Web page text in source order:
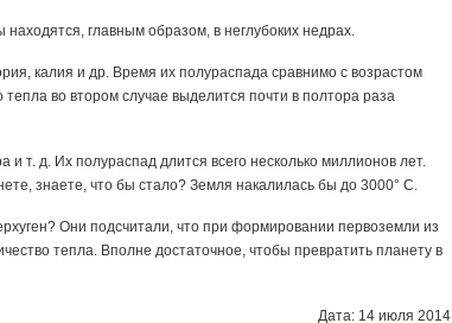
главным образом, в неглубоких недрах.
калия и др. Время их полураспада сравнимо с возрастом
во втором случае выделится почти в полтора раза
т. д. Их полураспад длится всего несколько миллионов лет.
знаете, что бы стало? Земля накалилась бы до 3000° С.
Они подсчитали, что при формировании первоземли из
тепла. Вполне достаточное, чтобы превратить планету в
Дата: 14 июля 2014